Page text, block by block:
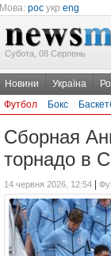
Мова: рос укр eng
Субота, 08 Серпень
Новини Україна
Футбол
Бокс
Сборная
торнадо в
14 червня 2026, 12:54